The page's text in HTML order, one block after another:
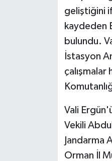
geliştiğini
kaydeden
bulundu.
İstasyon
çalışmalar
Vali
Vekili
Jandarma
Orman İl